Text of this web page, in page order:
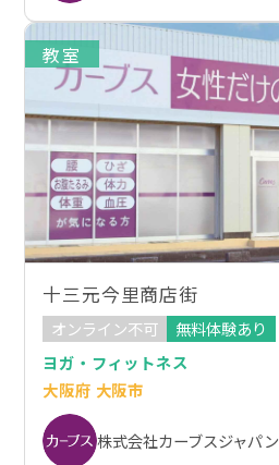
教室
十三元今里商店街
オンライン不可
無料体験あり
ヨガ・フィットネス
大阪府 大阪市
株式会社カーブスジャパン